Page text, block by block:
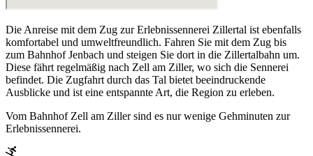
Die Anreise mit dem Zug zur Erlebnissennerei Zillertal ist ebenfalls
komfortabel und umweltfreundlich. Fahren Sie mit dem Zug bis
zum Bahnhof Jenbach und steigen Sie dort in die Zillertalbahn um.
Diese fährt regelmäßig nach Zell am Ziller, wo sich die Sennerei
befindet. Die Zugfahrt durch das Tal bietet beeindruckende
Ausblicke und ist eine entspannte Art, die Region zu erleben.
Vom Bahnhof Zell am Ziller sind es nur wenige Gehminuten zur
Erlebnissennerei.